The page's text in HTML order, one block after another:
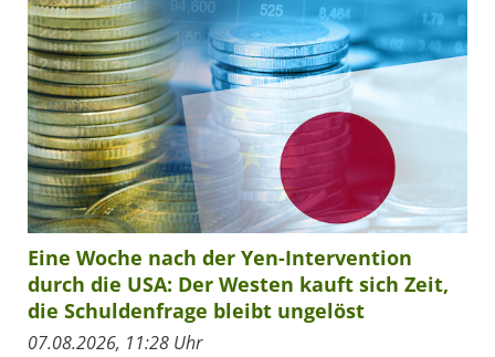
Eine Woche nach der Yen-Intervention
durch die USA: Der Westen kauft sich Zeit,
die Schuldenfrage bleibt ungelöst
07.08.2026, 11:28 Uhr